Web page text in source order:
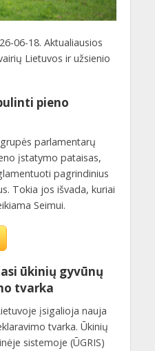
06-18. Aktualiausios
Lietuvos ir užsienio
pieno
parlamentarų
įstatymo pataisas,
pagrindinius
Tokia jos išvada, kuriai
Seimui.
ūkinių gyvūnų
tvarka
įsigalioja nauja
tvarka. Ūkinių
sistemoje (ŪGRIS)